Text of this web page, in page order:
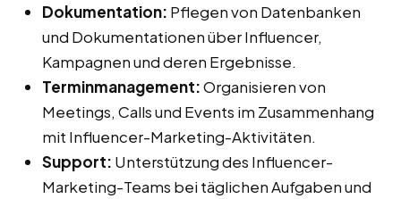
Dokumentation: Pflegen von Datenbanken
und Dokumentationen über Influencer,
Kampagnen und deren Ergebnisse.
Terminmanagement:Organisieren von
Meetings, Calls und Events im Zusammenhang
mit Influencer-Marketing-Aktivitäten.
Support: Unterstützung des Influencer-
Marketing-Teams bei täglichen Aufgaben und